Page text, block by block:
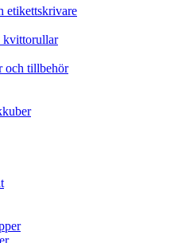
etikettskrivare
kvittorullar
och tillbehör